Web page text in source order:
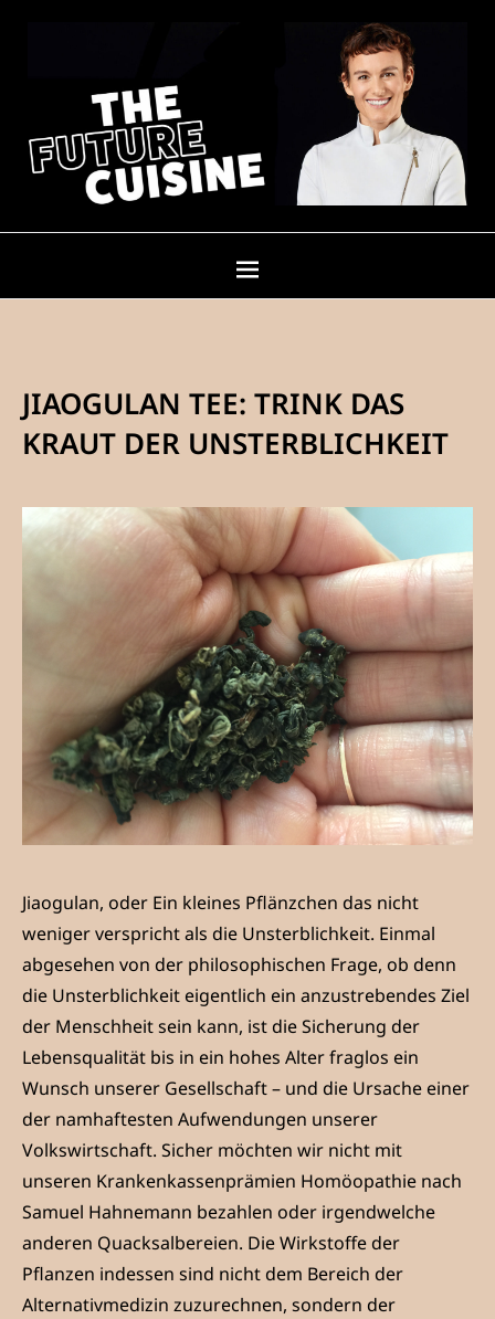
JIAOGULAN TEE: TRINK DAS
KRAUT DER UNSTERBLICHKEIT
Jiaogulan, oder Ein kleines Pflänzchen das nicht
weniger verspricht als die Unsterblichkeit. Einmal
abgesehen von der philosophischen Frage, ob denn
die Unsterblichkeit eigentlich ein anzustrebendes Ziel
der Menschheit sein kann, ist die Sicherung der
Lebensqualität bis in ein hohes Alter fraglos ein
Wunsch unserer Gesellschaft – und die Ursache einer
der namhaftesten Aufwendungen unserer
Volkswirtschaft. Sicher möchten wir nicht mit
unseren Krankenkassenprämien Homöopathie nach
Samuel Hahnemann bezahlen oder irgendwelche
anderen Quacksalbereien. Die Wirkstoffe der
Pflanzen indessen sind nicht dem Bereich der
Alternativmedizin zuzurechnen, sondern der